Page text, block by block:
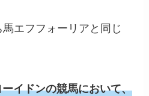
エフフォーリアと同じ
イドンの競馬において、